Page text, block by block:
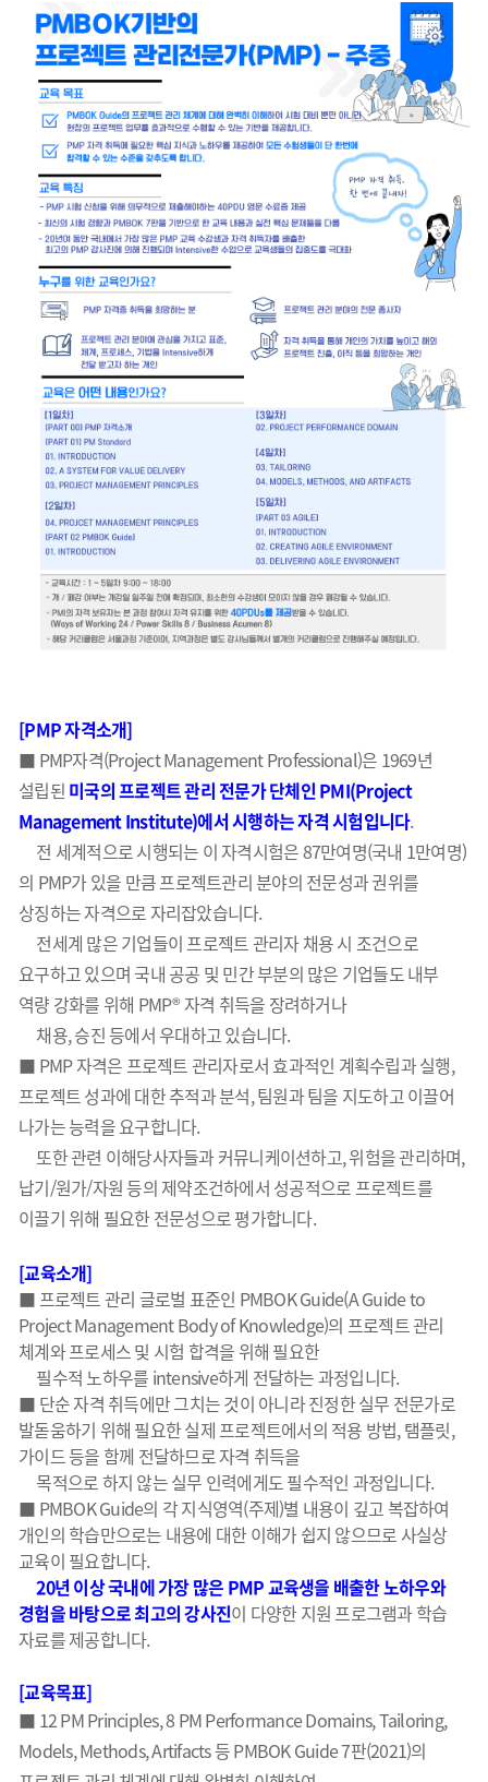
[PMP 자격소개]
■ PMP자격(Project Management Professional)은 1969년
설립된 미국의 프로젝트 관리 전문가 단체인 PMI(Project
Management Institute)에서 시행하는 자격 시험입니다.
전 세계적으로 시행되는 이 자격시험은 87만여명(국내 1만여명)
의 PMP가 있을 만큼 프로젝트관리 분야의 전문성과 권위를
상징하는 자격으로 자리잡았습니다.
전세계 많은 기업들이 프로젝트 관리자 채용 시 조건으로
요구하고 있으며 국내 공공 및 민간 부분의 많은 기업들도 내부
역량 강화를 위해 PMP® 자격 취득을 장려하거나
채용, 승진 등에서 우대하고 있습니다.
■ PMP 자격은 프로젝트 관리자로서 효과적인 계획수립과 실행,
프로젝트 성과에 대한 추적과 분석, 팀원과 팀을 지도하고 이끌어
나가는 능력을 요구합니다.
또한 관련 이해당사자들과 커뮤니케이션하고, 위험을 관리하며,
납기/원가/자원 등의 제약조건하에서 성공적으로 프로젝트를
이끌기 위해 필요한 전문성으로 평가합니다.
[교육소개]
■ 프로젝트 관리 글로벌 표준인 PMBOK Guide(A Guide to
Project Management Body of Knowledge)의 프로젝트 관리
체계와 프로세스 및 시험 합격을 위해 필요한
필수적 노하우를 intensive하게 전달하는 과정입니다.
■ 단순 자격 취득에만 그치는 것이 아니라 진정한 실무 전문가로
발돋움하기 위해 필요한 실제 프로젝트에서의 적용 방법, 탬플릿,
가이드 등을 함께 전달하므로 자격 취득을
목적으로 하지 않는 실무 인력에게도 필수적인 과정입니다.
■ PMBOK Guide의 각 지식영역(주제)별 내용이 깊고 복잡하여
개인의 학습만으로는 내용에 대한 이해가 쉽지 않으므로 사실상
교육이 필요합니다.
20년 이상 국내에 가장 많은 PMP 교육생을 배출한 노하우와
경험을바탕으로 최고의 강사진이 다양한 지원 프로그램과 학습
자료를 제공합니다.
[교육목표]
■ 12 PM Principles, 8 PM Performance Domains, Tailoring,
Models, Methods, Artifacts 등 PMBOK Guide 7판(2021)의